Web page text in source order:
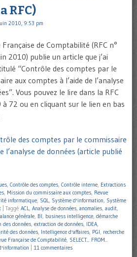
RFC)
2010, 9:53 pm
Française de Comptabilité (RFC n°
2010) publie un article que j’ai
“Contrôle des comptes par le
aux comptes à l’aide de l’analyse
Vous pouvez le lire dans la RFC
à 72 ou en cliquant sur le lien en bas
des comptes par le commissaire
l’analyse de données (article publié
Contrôle des comptes Contrôle interne Extractions
Mission du commissaire aux comptes Revue
informatique SQL Système d'information Système
Taggé ACL Analyse de données anomalies audit
générale BI business intelligence démarche
des données extraction de données IDEA
des données Intelligence d'affaires PGI recherche
Française de Comptabilité SELECT... FROM...
11 commentaires